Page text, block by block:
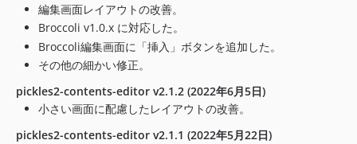
編集画面レイアウトの改善。
Broccoli v1.0.x に対応した。
Broccoli編集画面に「挿入」ボタンを追加した。
その他の細かい修正。
pickles2-contents-editor v2.1.2 (2022年6月5日)
小さい画面に配慮したレイアウトの改善。
pickles2-contents-editor v2.1.1 (2022年5月22日)